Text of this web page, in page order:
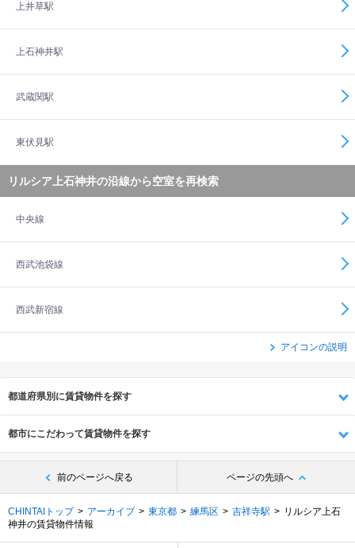
上井草駅
上石神井駅
武蔵関駅
東伏見駅
リルシア上石神井の沿線から空室を再検索
中央線
西武池袋線
西武新宿線
アイコンの説明
都道府県別に賃貸物件を探す
都市にこだわって賃貸物件を探す
前のページへ戻る ページの先頭へ
CHINTAIトップ アーカイブ 東京都 練馬区 吉祥寺駅
リルシア上石
神井の賃貸物件情報